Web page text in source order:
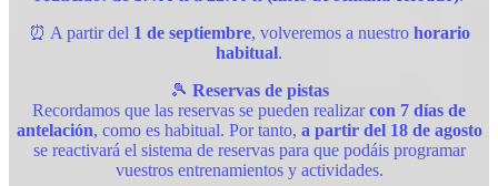
⏰ A partir del 1 de septiembre, volveremos a nuestro horario
habitual.
🎾 Reservas de pistas
Recordamos que las reservas se pueden realizarcon 7 días de
antelación, como es habitual. Por tanto, a partir del 18 de agosto
se reactivará el sistema de reservas para que podáis programar
vuestros entrenamientos y actividades.